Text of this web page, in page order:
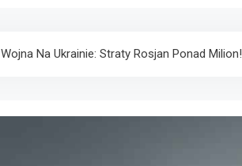
Wojna Na Ukrainie: Straty Rosjan Ponad Milion!